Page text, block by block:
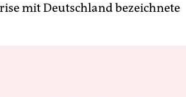
mit Deutschland bezeichnete